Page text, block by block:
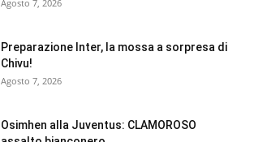
Agosto 7, 2026
Preparazione Inter, la mossa a sorpresa di
Chivu!
Agosto 7, 2026
Osimhen alla Juventus: CLAMOROSO